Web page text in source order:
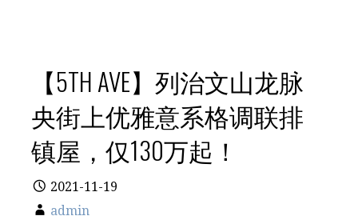
【5TH AVE】列治文山龙脉
央街上优雅意系格调联排
镇屋，仅130万起！
2021-11-19
admin